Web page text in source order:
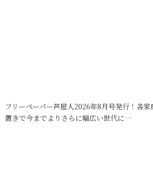
フリーペーパー芦屋人2026年8月号発行！各
置きで今までよりさらに幅広い世代に…